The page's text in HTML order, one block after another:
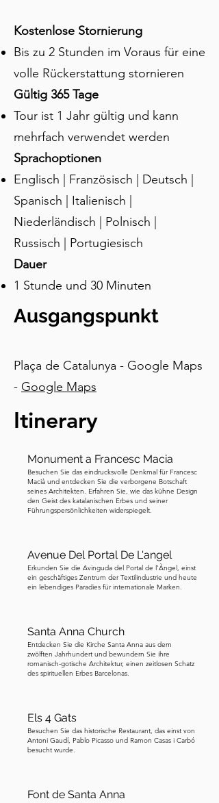
Sie ist der Mitpatronin Barcelonas, der
Heiligen Eulalia, gewidmet. Die
Kathedrale wurde auf dem Fundament
der Kirche La Seu errichtet. La Seu ist
der Heiligen Eulalia gewidmet, deren
Geschichte bis in das frühe vierte
Jahrhundert zurückreicht. Während der
verschärften Verfolgung von Christen,
die Kaiser Diokletian angeordnet hatte,
stellte sich eine mutige dreizehnjährige
Eulalia dem Gouverneur von Barcelona,
Dacian, entgegen und prangerte seine
gnadenlosen Handlungen an. Unfähig,
ihre beredten Appelle abzuweisen,
verurteilte Dacian Eulalia zu dreizehn
Foltern, eine für jedes Jahr ihres
Ihre tragische Geschichte ist eng mit
der Geschichte der Kathedrale
Katholizismus in Barcelona geprägt. Im
zwanzigsten Jahrhundert wurden bei
Ausgrabungen entlang der östlichen
Mauer der Kathedrale Überreste der
Kirche aus dem vierten Jahrhundert
Marmorsäulen. Von dieser Zeit an
beherbergte diese primitive Kirche
Eulalias Reliquien bis
neunhundertfünfundachtzig, als der
Kathedrale niederbrannte und
zerstörte. Der Bau der gotischen
Kathedrale, wie wir sie heute kennen,
zwölfhundertachtundneunzig und
dauerte hundertfünfzig Jahre, bis er
vierzehnhundertsechzig abgeschlossen
war. Interessante Tatsache: Es gibt fast
Zählen Sie, wie viele Sie beim
Betrachten der Fassade entdecken
von Gaudi entworfenen Sagrada
Kostenlose Stornierung
Bis zu 2 Stunden im Voraus für eine
volle Rückerstattung stornieren
Gültig 365 Tage
Tour ist 1 Jahr gültig und kann
mehrfach verwendet werden
Sprachoptionen
Englisch | Französisch | Deutsch |
Spanisch | Italienisch |
Niederländisch | Polnisch |
Russisch | Portugiesisch
Dauer
1 Stunde und 30 Minuten
Ausgangspunkt
Plaça de Catalunya - Google Maps
- Google Maps
Itinerary
Monument a Francesc Macia
Besuchen Sie das eindrucksvolle Denkmal für Francesc
Macià und entdecken Sie die verborgene Botschaft
seines Architekten. Erfahren Sie, wie das kühne Design
den Geist des katalanischen Erbes und seiner
Führungspersönlichkeiten widerspiegelt.
Avenue Del Portal De L'angel
Erkunden Sie die Avinguda del Portal de l’Àngel, einst
ein geschäftiges Zentrum der Textilindustrie und heute
ein lebendiges Paradies für internationale Marken.
Santa Anna Church
Entdecken Sie die Kirche Santa Anna aus dem
zwölften Jahrhundert und bewundern Sie ihre
romanisch-gotische Architektur, einen zeitlosen Schatz
des spirituellen Erbes Barcelonas.
Els 4 Gats
Besuchen Sie das historische Restaurant, das einst von
Antoni Gaudí, Pablo Picasso und Ramon Casas i Carbó
besucht wurde.
Font de Santa Anna